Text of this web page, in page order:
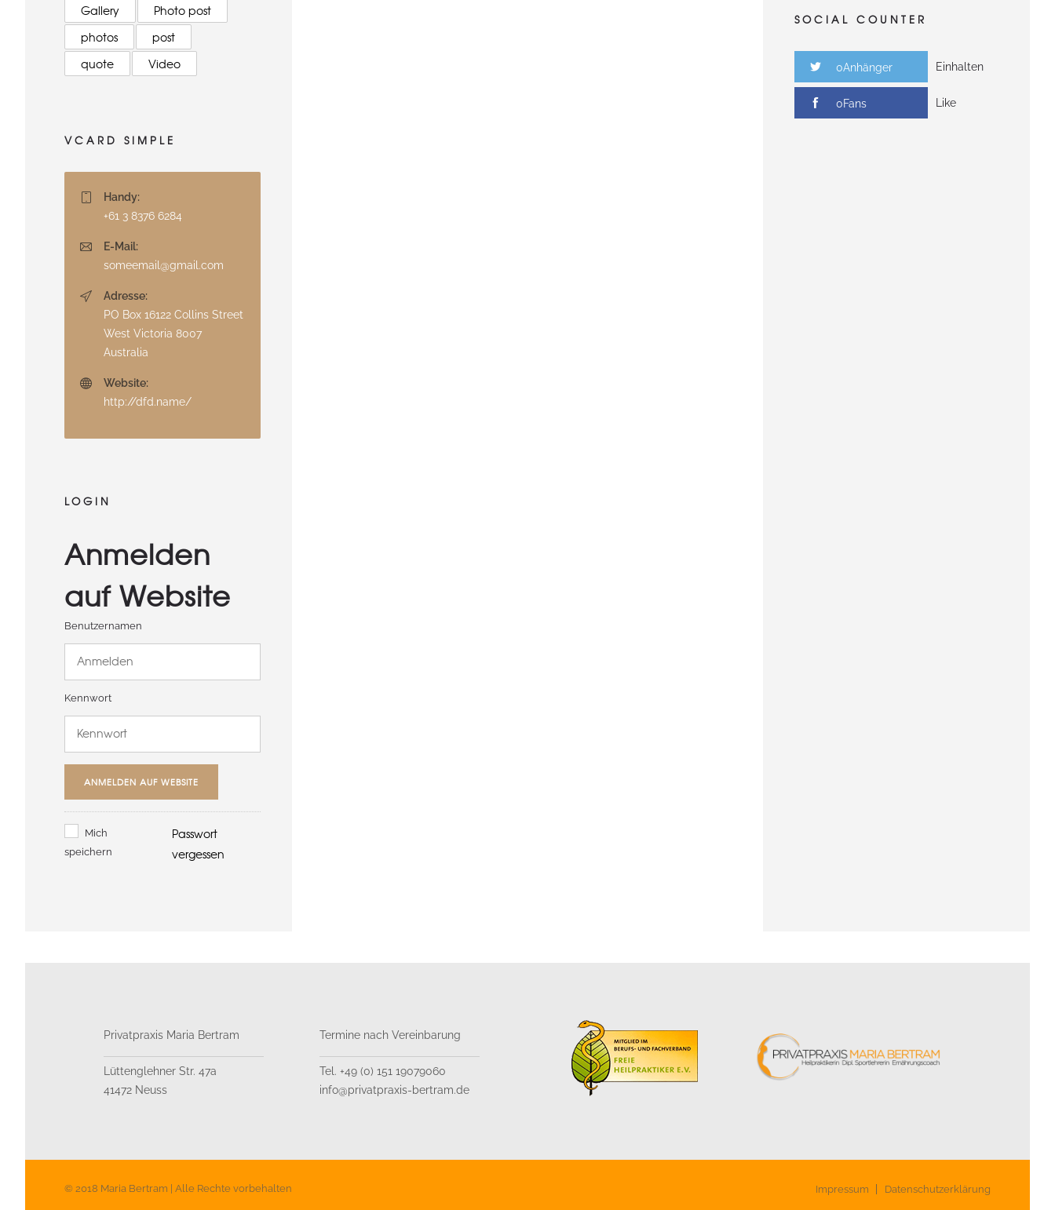
Gallery
Photo post
photos
post
quote
Video
VCARD SIMPLE
Handy:
+61 3 8376 6284
E-Mail:
someemail@gmail.com
Adresse:
PO Box 16122 Collins Street
West Victoria 8007
Australia
Website:
http://dfd.name/
LOGIN
Anmelden
auf Website
Benutzernamen
Kennwort
ANMELDEN AUF WEBSITE
Mich
speichern
Passwort
vergessen
SOCIAL COUNTER
0Anhänger Einhalten
0Fans Like
Privatpraxis Maria Bertram
Lüttenglehner Str. 47a
41472 Neuss
Termine nach Vereinbarung
Tel. +49 (0) 151 19079060
info@privatpraxis-bertram.de
© 2018 Maria Bertram | Alle Rechte vorbehalten Impressum Datenschutzerklärung